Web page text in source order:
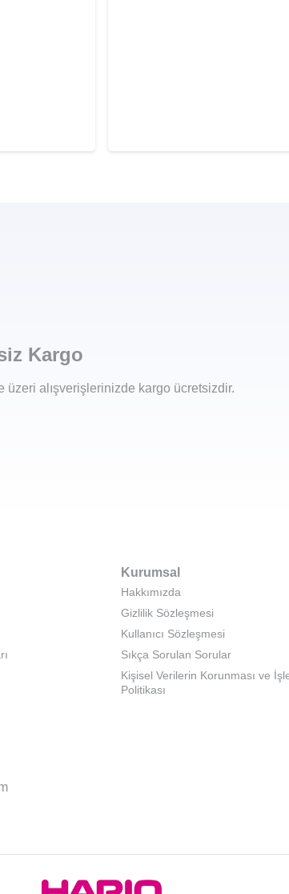
Kargo
üzeri alışverişlerinizde kargo ücretsizdir.
Kurumsal
Hakkımızda
Gizlilik Sözleşmesi
Kullanıcı Sözleşmesi
Sıkça Sorulan Sorular
Kişisel Verilerin Korunması ve
Politikası